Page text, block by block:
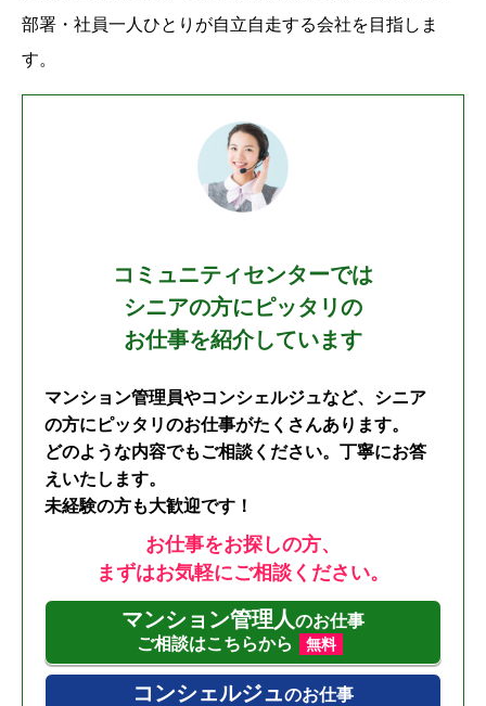
部署・社員一人ひとりが自立自走する会社を目指しま
す。
コミュニティセンターでは
シニアの方にピッタリの
お仕事を紹介しています
マンション管理員やコンシェルジュなど、シニア
の方にピッタリのお仕事がたくさんあります。
どのような内容でもご相談ください。丁寧にお答
えいたします。
未経験の方も大歓迎です！
お仕事をお探しの方、
まずはお気軽にご相談ください。
マンション管理人のお仕事
ご相談はこちらから
無料
コンシェルジュのお仕事